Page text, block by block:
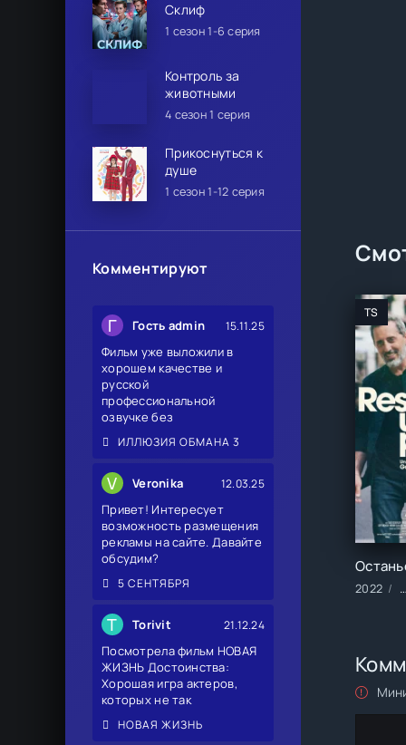
Склиф
1 сезон 1-6 серия
Контроль за
животными
4 сезон 1 серия
Прикоснуться к
душе
1 сезон 1-12 серия
Комментируют
Г Гость admin 15.11.25
Фильм уже выложили в
хорошем качестве и
русской
профессиональной
озвучке без
ИЛЛЮЗИЯ ОБМАНА 3
V Veronika 12.03.25
Привет! Интересует
возможность размещения
рекламы на сайте. Давайте
обсудим?
5 СЕНТЯБРЯ
T Torivit 21.12.24
Посмотрела фильм НОВАЯ
ЖИЗНЬ Достоинства:
Хорошая игра актеров,
которых не так
НОВАЯ ЖИЗНЬ
TS
2022